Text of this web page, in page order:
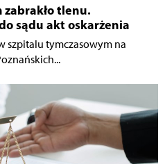
zabrakło tlenu.
sądu akt oskarżenia
szpitalu tymczasowym na